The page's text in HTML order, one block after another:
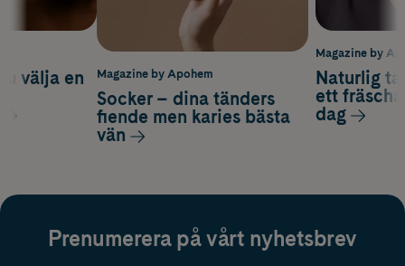
Magazine by
Naturlig
ett
dag
välja en
Magazine by Apohem
Socker – dina tänders
fiende men karies bästa
vän
Prenumerera på vårt nyhetsbrev